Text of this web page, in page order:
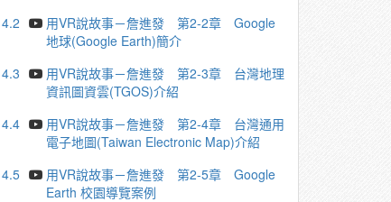
4.2
用VR說故事－詹進發 第2-2章 Google
地球(Google Earth)簡介
4.3
用VR說故事－詹進發 第2-3章 台灣地理
資訊圖資雲(TGOS)介紹
4.4
用VR說故事－詹進發 第2-4章 台灣通用
電子地圖(Taiwan Electronic Map)介紹
4.5
用VR說故事－詹進發 第2-5章 Google
Earth 校園導覽案例